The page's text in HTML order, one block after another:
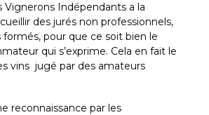
Vignerons Indépendants a la
des jurés non professionnels,
pour que ce soit bien le
qui s’exprime. Cela en fait le
vins jugé par des amateurs
reconnaissance par les